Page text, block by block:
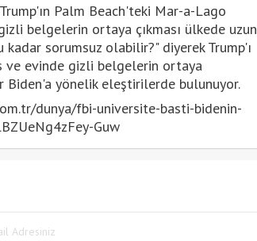
Palm Beach'teki Mar-a-Lago
belgelerin ortaya çıkması ülkede uzun
kadar sorumsuz olabilir?" diyerek Trump'ı
ve evinde gizli belgelerin ortaya
Biden'a yönelik eleştirilerde bulunuyor.
dunya/fbi-universite-basti-bidenin-
Guw